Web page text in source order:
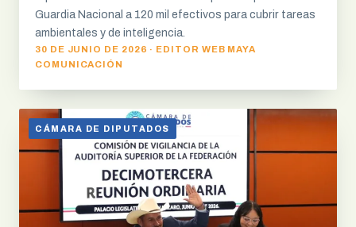
Guardia Nacional a 120 mil efectivos para cubrir tareas
ambientales y de inteligencia.
30 DE JUNIO DE 2026 · EDITOR WEB MAYA
COMUNICACIÓN
CÁMARA DE DIPUTADOS